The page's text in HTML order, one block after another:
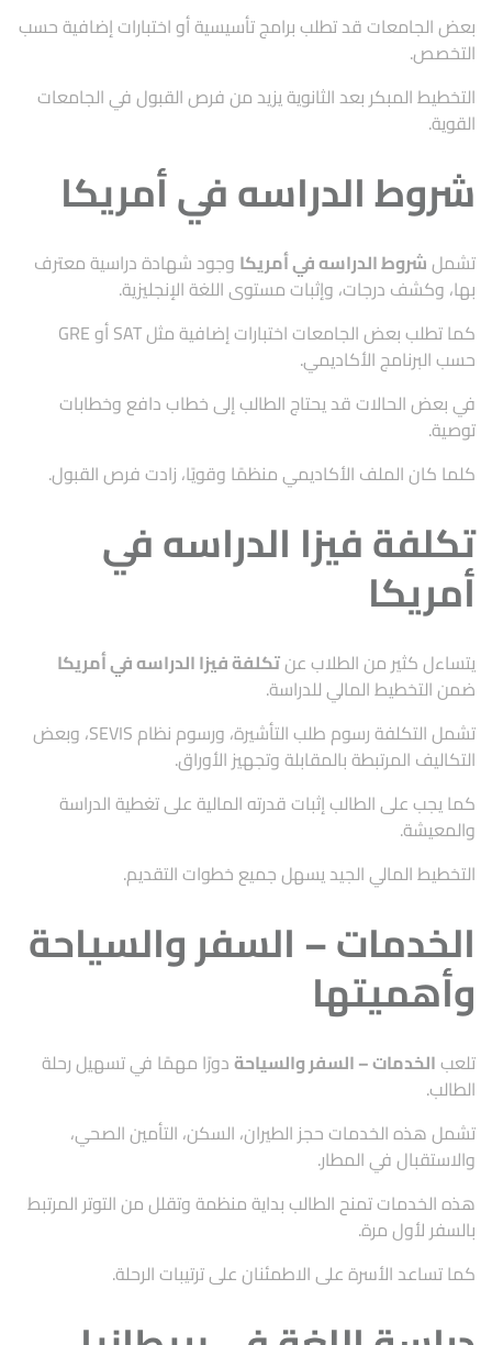
بعض الجامعات قد تطلب برامج تأسيسية أو اختبارات إضافية حسب
التخصص.
التخطيط المبكر بعد الثانوية يزيد من فرص القبول في الجامعات
القوية.
شروط الدراسه في أمريكا
تشملشروط الدراسه في أمريكا وجود شهادة دراسية معترف
بها، وكشف درجات، وإثبات مستوى اللغة الإنجليزية.
كما تطلب بعض الجامعات اختبارات إضافية مثل SAT أو GRE
حسب البرنامج الأكاديمي.
في بعض الحالات قد يحتاج الطالب إلى خطاب دافع وخطابات
توصية.
كلما كان الملف الأكاديمي منظمًا وقويًا، زادت فرص القبول.
تكلفة فيزا الدراسه في
أمريكا
يتساءل كثير من الطلاب عنتكلفة فيزا الدراسه في أمريكا
ضمن التخطيط المالي للدراسة.
تشمل التكلفة رسوم طلب التأشيرة، ورسوم نظام SEVIS، وبعض
التكاليف المرتبطة بالمقابلة وتجهيز الأوراق.
كما يجب على الطالب إثبات قدرته المالية على تغطية الدراسة
والمعيشة.
التخطيط المالي الجيد يسهل جميع خطوات التقديم.
الخدمات – السفر والسياحة
وأهميتها
تلعبالخدمات – السفر والسياحةدورًا مهمًا في تسهيل رحلة
الطالب.
تشمل هذه الخدمات حجز الطيران، السكن، التأمين الصحي،
والاستقبال في المطار.
هذه الخدمات تمنح الطالب بداية منظمة وتقلل من التوتر المرتبط
بالسفر لأول مرة.
كما تساعد الأسرة على الاطمئنان على ترتيبات الرحلة.